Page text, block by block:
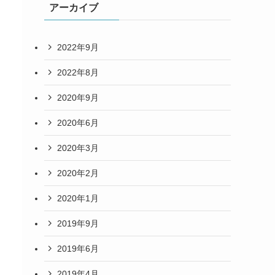
アーカイブ
2022年9月
2022年8月
2020年9月
2020年6月
2020年3月
2020年2月
2020年1月
2019年9月
2019年6月